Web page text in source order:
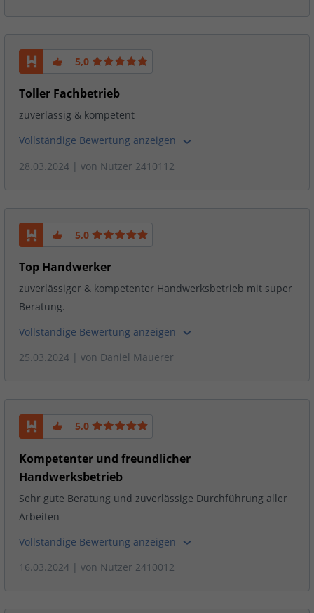
5,0
Toller Fachbetrieb
zuverlässig & kompetent
Vollständige Bewertung anzeigen
28.03.2024 | von Nutzer 2410112
5,0
Top Handwerker
zuverlässiger & kompetenter Handwerksbetrieb mit super
Beratung.
Vollständige Bewertung anzeigen
25.03.2024 | von Daniel Mauerer
5,0
Kompetenter und freundlicher
Handwerksbetrieb
Sehr gute Beratung und zuverlässige Durchführung aller
Arbeiten
Vollständige Bewertung anzeigen
16.03.2024 | von Nutzer 2410012